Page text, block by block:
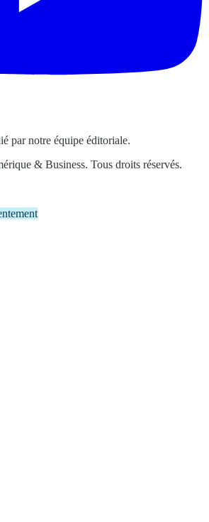
par notre équipe éditoriale.
& Business. Tous droits réservés.